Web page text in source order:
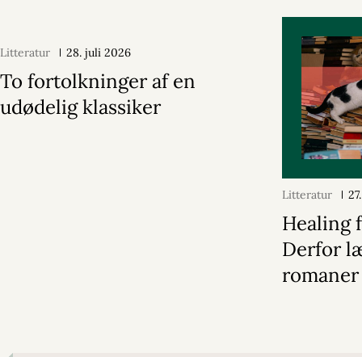
Litteratur 28. juli 2026
To fortolkninger af en
udødelig klassiker
Litteratur
Healing
Derfor